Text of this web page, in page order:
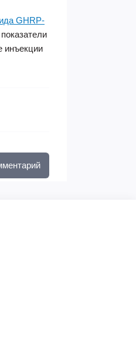
GHRP-
инъекции